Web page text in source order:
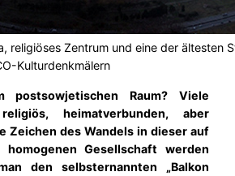
religiöses Zentrum und eine der ältesten
Kulturdenkmälern
postsowjetischen Raum? Viele
heimatverbunden, aber
Zeichen des Wandels in dieser auf
Gesellschaft werden
den selbsternannten „Balkon